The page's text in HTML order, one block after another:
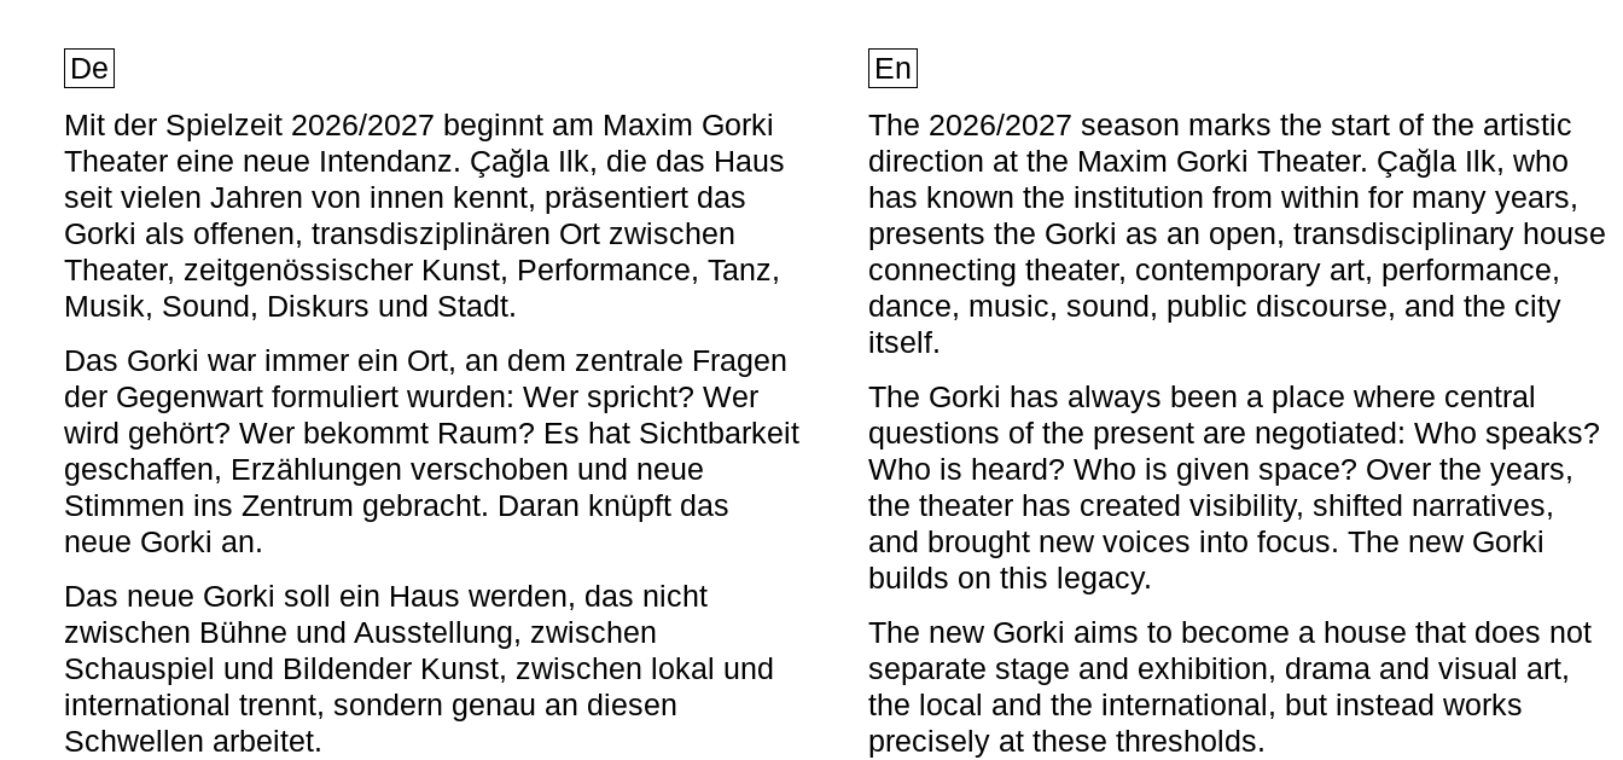
De
Mit der Spielzeit 2026/2027 beginnt am Maxim Gorki
Theater eine neue Intendanz. Çağla Ilk, die das Haus
seit vielen Jahren von innen kennt, präsentiert das
Gorki als offenen, transdisziplinären Ort zwischen
Theater, zeitgenössischer Kunst, Performance, Tanz,
Musik, Sound, Diskurs und Stadt.
Das Gorki war immer ein Ort, an dem zentrale Fragen
der Gegenwart formuliert wurden: Wer spricht? Wer
wird gehört? Wer bekommt Raum? Es hat Sichtbarkeit
geschaffen, Erzählungen verschoben und neue
Stimmen ins Zentrum gebracht. Daran knüpft das
neue Gorki an.
Das neue Gorki soll ein Haus werden, das nicht
zwischen Bühne und Ausstellung, zwischen
Schauspiel und Bildender Kunst, zwischen lokal und
international trennt, sondern genau an diesen
Schwellen arbeitet.
En
The 2026/2027 season marks the start of the artistic
direction at the Maxim Gorki Theater. Çağla Ilk, who
has known the institution from within for many years,
presents the Gorki as an open, transdisciplinary house
connecting theater, contemporary art, performance,
dance, music, sound, public discourse, and the city
itself.
The Gorki has always been a place where central
questions of the present are negotiated: Who speaks?
Who is heard? Who is given space? Over the years,
the theater has created visibility, shifted narratives,
and brought new voices into focus. The new Gorki
builds on this legacy.
The new Gorki aims to become a house that does not
separate stage and exhibition, drama and visual art,
the local and the international, but instead works
precisely at these thresholds.